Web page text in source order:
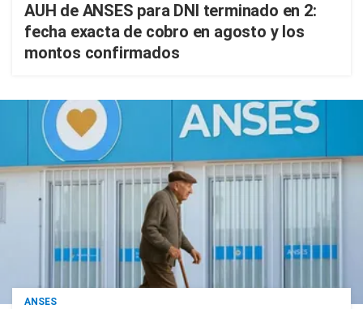
AUH de ANSES para DNI terminado en 2:
fecha exacta de cobro en agosto y los
montos confirmados
ANSES